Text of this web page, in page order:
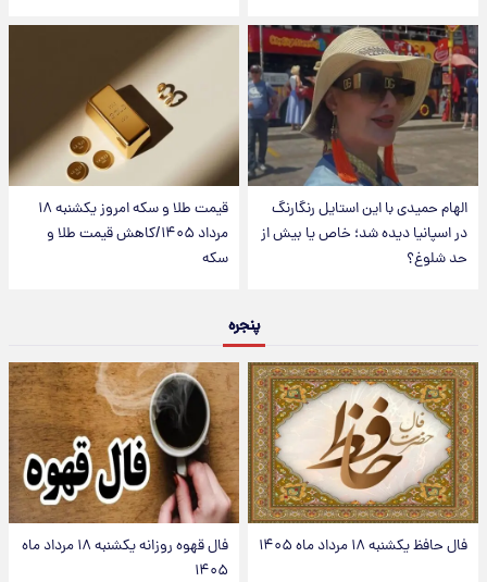
الهام حمیدی با این استایل رنگارنگ
در اسپانیا دیده شد؛ خاص یا بیش از
حد شلوغ؟
قیمت طلا و سکه امروز یکشنبه ۱۸
مرداد ۱۴۰۵/کاهش قیمت طلا و
سکه
پنجره
فال حافظ یکشنبه ۱۸ مرداد ماه ۱۴۰۵
فال قهوه روزانه یکشنبه ۱۸ مرداد ماه
۱۴۰۵